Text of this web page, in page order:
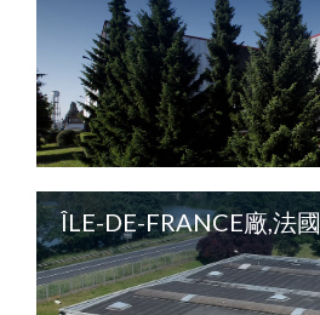
ÎLE-DE-FRANCE廠,法國